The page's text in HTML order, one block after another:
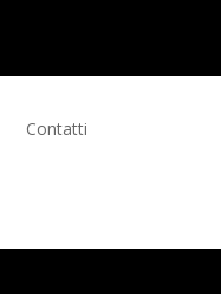
Contatti